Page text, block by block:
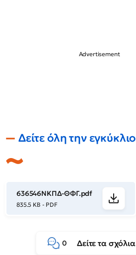
Δείτε όλη την εγκύκλιο
636546ΝΚΠΔ-ΘΦΓ.pdf
835.5 KB - PDF
0 Δείτε τα σχόλια